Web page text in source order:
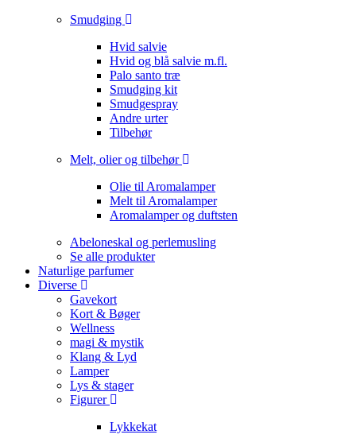
Smudging
Hvid salvie
Hvid og blå salvie m.fl.
Palo santo træ
Smudging kit
Smudgespray
Andre urter
Tilbehør
Melt, olier og tilbehør
Olie til Aromalamper
Melt til Aromalamper
Aromalamper og duftsten
Abeloneskal og perlemusling
Se alle produkter
Naturlige parfumer
Diverse
Gavekort
Kort & Bøger
Wellness
magi & mystik
Klang & Lyd
Lamper
Lys & stager
Figurer
Lykkekat